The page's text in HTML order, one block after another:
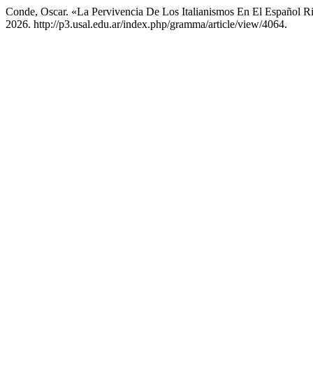
Conde, Oscar. «La Pervivencia De Los Italianismos En El Español
2026. http://p3.usal.edu.ar/index.php/gramma/article/view/4064.